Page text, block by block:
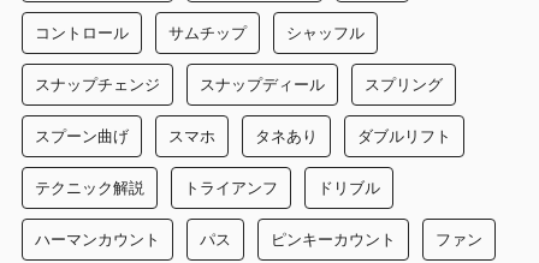
コントロール サムチップ シャッフル
スナップチェンジ スナップディール スプリング
スプーン曲げ スマホ タネあり ダブルリフト
テクニック解説 トライアンフ ドリブル
ハーマンカウント パス ピンキーカウント ファン